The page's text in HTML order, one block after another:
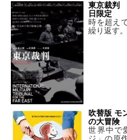
東京裁判
日限定
時を超え
繰り返す
吹替版 モ
の大冒険
世界中で